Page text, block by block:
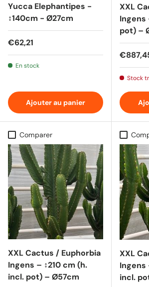
Yucca Elephantipes -
↕140cm - Ø27cm
Prix habituel
€62,21
En stock
Ajouter au panier
XXL
Ingens
pot) –
Prix
Stock
Comparer
XXL Cactus / Euphorbia
Ingens – ↕210 cm (h.
incl. pot) – Ø57cm
XXL
Ingens
incl.